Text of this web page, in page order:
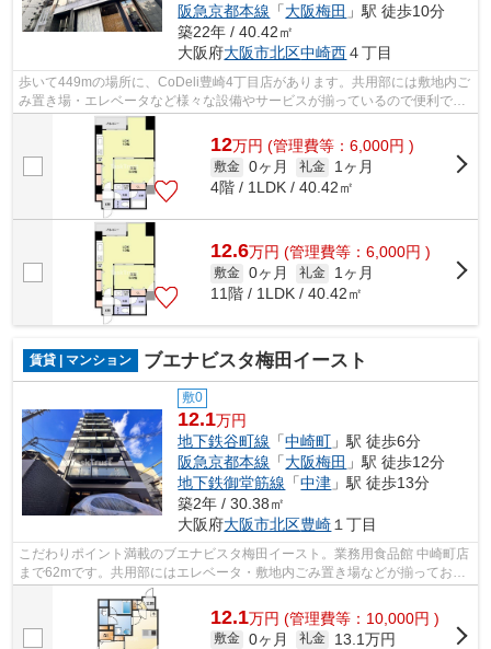
阪急京都本線 「大阪梅田 」駅 徒歩10分
築22年 / 40.42㎡
大阪府大阪市北区中崎西４丁目
歩いて449mの場所に、CoDeli豊崎4丁目店があります。共用部には敷地内ご
み置き場・エレベータなど様々な設備やサービスが揃っているので便利で
す。眺めの良い物件探しは、こちらの場所...
12万円 (管理費等：6,000円 )
敷金 0ヶ月 礼金
1ヶ月
4階 / 1LDK / 40.42㎡
12.6万円 (管理費等：6,000円 )
敷金 0ヶ月 礼金
1ヶ月
11階 / 1LDK / 40.42㎡
賃貸 | マンション ブエナビスタ梅田イースト
敷0
12.1万円
地下鉄谷町線 「中崎町 」駅 徒歩6分
阪急京都本線 「大阪梅田 」駅 徒歩12分
地下鉄御堂筋線 「中津 」駅 徒歩13分
築2年 / 30.38㎡
大阪府大阪市北区豊崎１丁目
こだわりポイント満載のブエナビスタ梅田イースト。業務用食品館 中崎町店
まで62mです。共用部にはエレベータ・敷地内ごみ置き場などが揃っており
ます。3駅以上利用可のマンションなの...
12.1万円 (管理費等：10,000円 )
敷金 0ヶ月 礼金
13.1万円